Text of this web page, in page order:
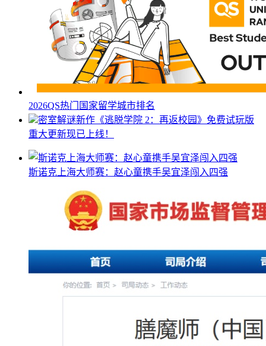
2026QS热门国家留学城市排名
密室解谜新作《逃脱学院 2：再返校园》免费试玩版
重大更新现已上线！
斯诺克上海大师赛：赵心童携手吴宜泽闯入四强